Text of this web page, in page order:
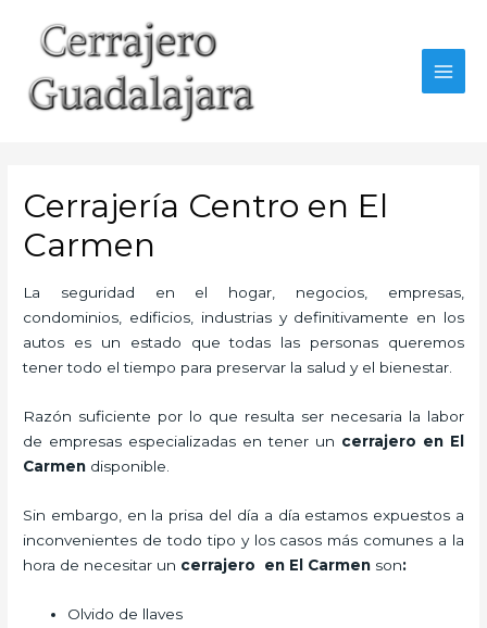
contenido
Cerrajería Centro en El
Carmen
La seguridad en el hogar, negocios, empresas,
condominios, edificios, industrias y definitivamente en los
autos es un estado que todas las personas queremos
tener todo el tiempo para preservar la salud y el bienestar.
Razón suficiente por lo que resulta ser necesaria la labor
de empresas especializadas en tener un cerrajero en El
Carmen disponible.
Sin embargo, en la prisa del día a día estamos expuestos a
inconvenientes de todo tipo y los casos más comunes a la
hora de necesitar un cerrajero en El Carmen son:
Olvido de llaves